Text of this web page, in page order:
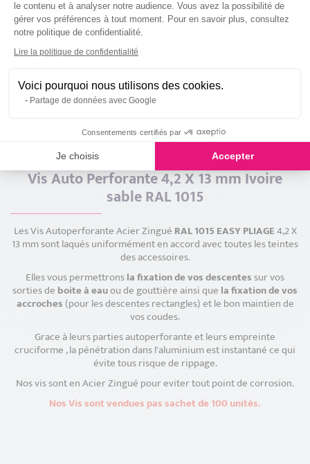
Coude Aluminium Rond
Ivoire Sable RAL 1015
12,00 € 6
Description
Vis Auto Perforante 4,2 X 13 mm Ivoire
sable RAL 1015
Les Vis Autoperforante Acier Zingué RAL 1015 EASY PLIAGE4,2 X
13 mm sont laqués uniformément en accord avec toutes les teintes
des accessoires.
Elles vous permettronsla fixation de vos descentessur vos
sorties de boite à eauou de gouttière ainsi que la fixation de vos
accroches (pour les descentes rectangles) et le bon maintien de
vos coudes.
Grace à leurs parties autoperforante et leurs empreinte
cruciforme , la pénétration dans l'aluminium est instantané ce qui
évite tous risque de rippage.
Nos vis sont en Acier Zingué pour eviter tout point de corrosion.
Nos Vis sont vendues pas sachet de 100 unités.
le contenu et à analyser notre audience. Vous avez la possibilité de
gérer vos préférences à tout moment. Pour en savoir plus, consultez
notre politique de confidentialité.
Lire la politique de confidentialité
Voici pourquoi nous utilisons des cookies.
Partage de données avec Google
Consentements certifiés par
Je choisis Accepter
Axeptio consent